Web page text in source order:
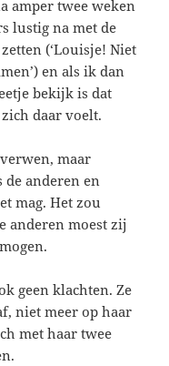
amper twee weken
lustig na met de
(‘Louisje! Niet
en als ik dan
bekijk is dat
daar voelt.
maar
anderen en
mag. Het zou
anderen moest zij
geen klachten. Ze
niet meer op haar
met haar twee